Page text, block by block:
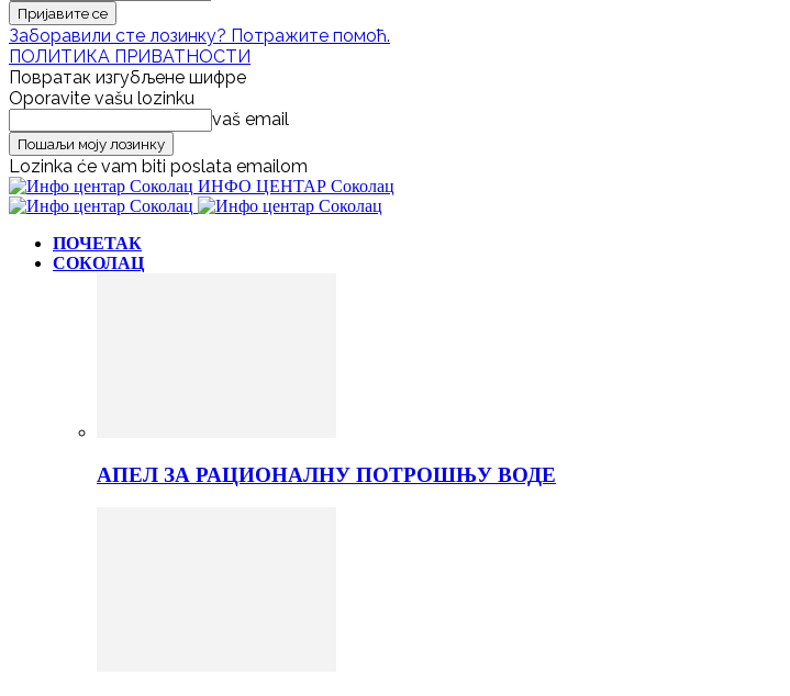
Заборавили сте лозинку? Потражите помоћ.
ПОЛИТИКА ПРИВАТНОСТИ
Повратак изгубљене шифре
Oporavite vašu lozinku
vaš email
Lozinka će vam biti poslata emailom
ИНФО ЦЕНТАР Соколац
ПОЧЕТАК
СОКОЛАЦ
АПЕЛ ЗА РАЦИОНАЛНУ ПОТРОШЊУ ВОДЕ